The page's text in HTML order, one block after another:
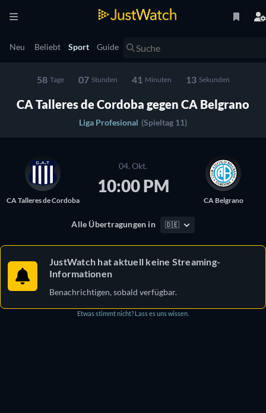
Neu Beliebt Sport Guide
58 Tage 07 Stunden 41 Minuten 12 Sekunden
CA Talleres de Cordoba gegen CA Belgrano
Liga Profesional (Spieltag 11)
CA Talleres de Cordoba
04. Okt.
10:00 PM
CA Belgrano
Alle Übertragungen in 🇩🇪
JustWatch hat aktuell keine Streaming-
Informationen
Benachrichtigen, sobald verfügbar.
Etwas stimmt nicht? Lass es uns wissen.